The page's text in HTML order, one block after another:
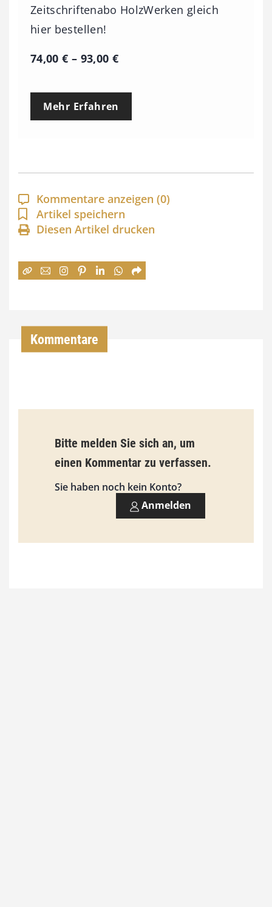
Zeitschriftenabo HolzWerken gleich
hier bestellen!
74,00€ – 93,00 €P
e
p
a
n
n
:
€
i
s
9
0
Mehr Erfahren
Kommentare anzeigen (0)
Artikel speichern
Diesen Artikel drucken
Kommentare
Bitte melden Sie sich an, um
einen Kommentar zu verfassen.
Sie haben noch kein Konto?
Anmelden